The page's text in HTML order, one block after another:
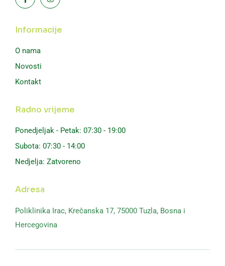
Informacije
O nama
Novosti
Kontakt
Radno vrijeme
Ponedjeljak - Petak: 07:30 - 19:00
Subota: 07:30 - 14:00
Nedjelja: Zatvoreno
Adresa
Poliklinika Irac, Krečanska 17, 75000 Tuzla, Bosna i
Hercegovina